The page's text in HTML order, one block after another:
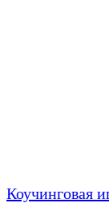
Коучинговая